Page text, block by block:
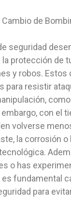
de
seguridad
la protección de
y robos. Estos
para resistir
embargo, con el
volverse
la corrosión o
o has
es fundamental
para